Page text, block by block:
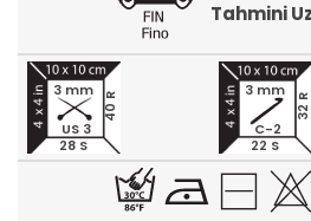
Tahmini
28 S
40 R
3 mm
US 3
22 S
32 R
3 mm
C-2